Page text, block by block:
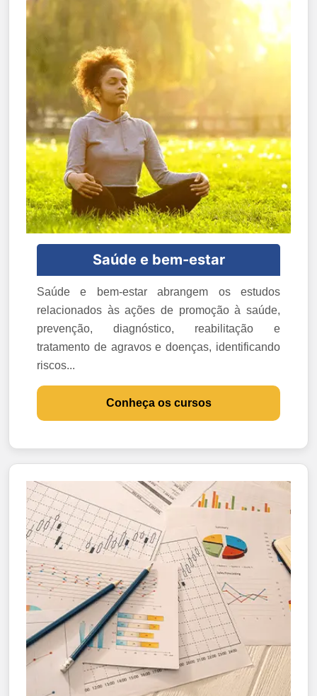
Saúde e bem-estar
Saúde e bem-estar abrangem os estudos
relacionados às ações de promoção à saúde,
prevenção, diagnóstico, reabilitação e
tratamento de agravos e doenças, identificando
riscos...
Conheça os cursos